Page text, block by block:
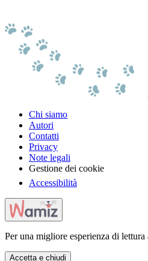
Chi siamo
Autori
Contatti
Privacy
Note legali
Gestione dei cookie
Accessibilità
Per una migliore esperienza di
Accetta e chiudi